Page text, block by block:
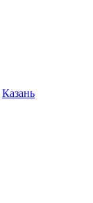
Казань